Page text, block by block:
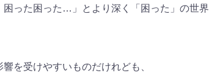
った困った…」とより深く「困った」の世
を受けやすいものだけれども、